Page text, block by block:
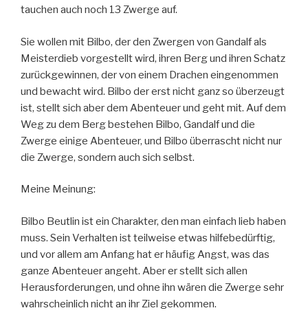
tauchen auch noch 13 Zwerge auf.
Sie wollen mit Bilbo, der den Zwergen von Gandalf als
Meisterdieb vorgestellt wird, ihren Berg und ihren Schatz
zurückgewinnen, der von einem Drachen eingenommen
und bewacht wird. Bilbo der erst nicht ganz so überzeugt
ist, stellt sich aber dem Abenteuer und geht mit. Auf dem
Weg zu dem Berg bestehen Bilbo, Gandalf und die
Zwerge einige Abenteuer, und Bilbo überrascht nicht nur
die Zwerge, sondern auch sich selbst.
Meine Meinung:
Bilbo Beutlin ist ein Charakter, den man einfach lieb haben
muss. Sein Verhalten ist teilweise etwas hilfebedürftig,
und vor allem am Anfang hat er häufig Angst, was das
ganze Abenteuer angeht. Aber er stellt sich allen
Herausforderungen, und ohne ihn wären die Zwerge sehr
wahrscheinlich nicht an ihr Ziel gekommen.